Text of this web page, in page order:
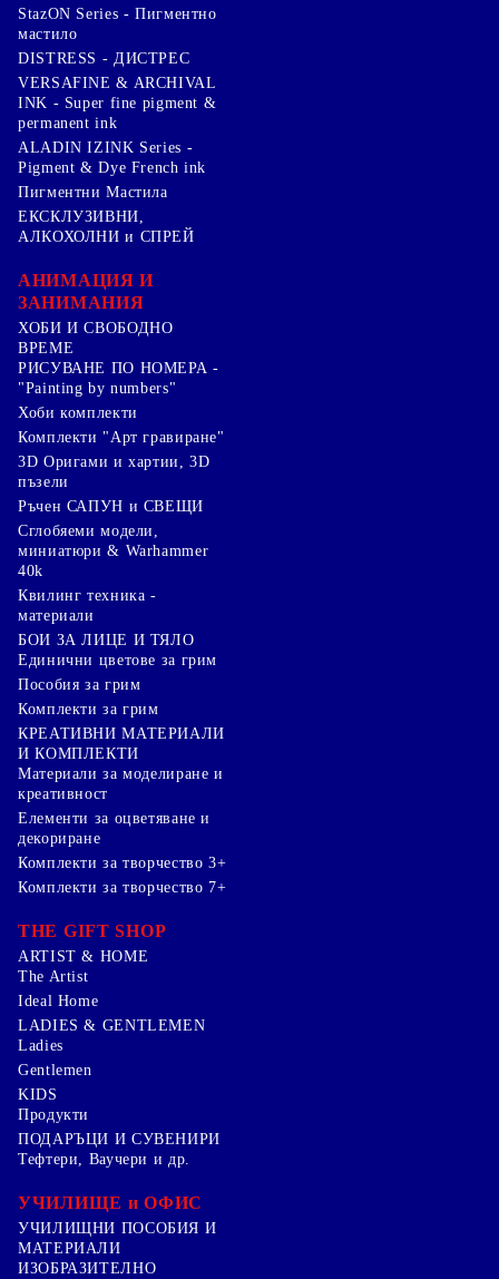
StazON Series - Пигментно
мастило
DISTRESS - ДИСТРЕС
VERSAFINE & ARCHIVAL
INK - Super fine pigment &
permanent ink
ALADIN IZINK Series -
Pigment & Dye French ink
Пигментни Мастила
ЕКСКЛУЗИВНИ,
АЛКОХОЛНИ и СПРЕЙ
АНИМАЦИЯ И
ЗАНИМАНИЯ
ХОБИ И СВОБОДНО
ВРЕМЕ
РИСУВАНЕ ПО НОМЕРА -
"Painting by numbers"
Хоби комплекти
Комплекти "Арт гравиране"
3D Оригами и хартии, 3D
пъзели
Ръчен САПУН и СВЕЩИ
Сглобяеми модели,
миниатюри & Warhammer
40k
Квилинг техника -
материали
БОИ ЗА ЛИЦЕ И ТЯЛО
Единични цветове за грим
Пособия за грим
Комплекти за грим
КРЕАТИВНИ МАТЕРИАЛИ
И КОМПЛЕКТИ
Mатериали за моделиране и
креативност
Елементи за оцветяване и
декориране
Комплекти за творчество 3+
Комплекти за творчество 7+
THE GIFT SHOP
ARTIST & HOME
The Artist
Ideal Home
LADIES & GENTLEMEN
Ladies
Gentlemen
KIDS
Продукти
ПОДАРЪЦИ И СУВЕНИРИ
Тефтери, Ваучери и др.
УЧИЛИЩЕ и ОФИС
УЧИЛИЩНИ ПОСОБИЯ И
МАТЕРИАЛИ
ИЗОБРАЗИТЕЛНО